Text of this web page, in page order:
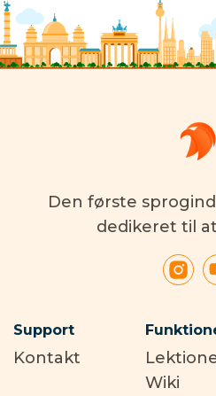
Den første
dedikeret til
Support
Kontakt
Wiki